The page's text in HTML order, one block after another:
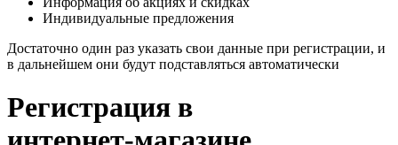
Индивидуальные предложения
Достаточно один раз указать свои данные при регистрации, и
в дальнейшем они будут подставляться автоматически
Регистрация в